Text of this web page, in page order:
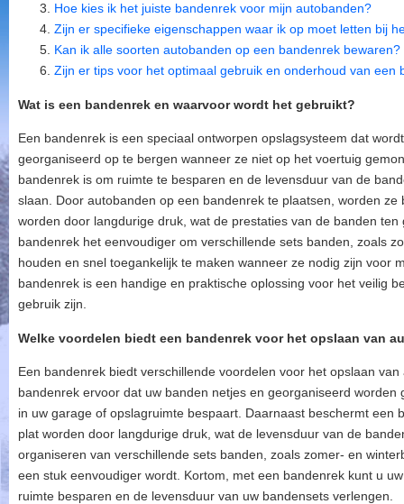
Hoe kies ik het juiste bandenrek voor mijn autobanden?
Zijn er specifieke eigenschappen waar ik op moet letten bij
Kan ik alle soorten autobanden op een bandenrek bewaren?
Zijn er tips voor het optimaal gebruik en onderhoud van een
Wat is een bandenrek en waarvoor wordt het gebruikt?
Een bandenrek is een speciaal ontworpen opslagsysteem dat
georganiseerd op te bergen wanneer ze niet op het voertuig
bandenrek is om ruimte te besparen en de levensduur van de
slaan. Door autobanden op een bandenrek te plaatsen, worden
worden door langdurige druk, wat de prestaties van de banden
bandenrek het eenvoudiger om verschillende sets banden, zoals
houden en snel toegankelijk te maken wanneer ze nodig zijn voor
bandenrek is een handige en praktische oplossing voor het veilig
gebruik zijn.
Welke voordelen biedt een bandenrek voor het opslaan van
Een bandenrek biedt verschillende voordelen voor het opslaan
bandenrek ervoor dat uw banden netjes en georganiseerd
in uw garage of opslagruimte bespaart. Daarnaast beschermt een
plat worden door langdurige druk, wat de levensduur van de
organiseren van verschillende sets banden, zoals zomer- en
een stuk eenvoudiger wordt. Kortom, met een bandenrek kunt u
ruimte besparen en de levensduur van uw bandensets verlengen.